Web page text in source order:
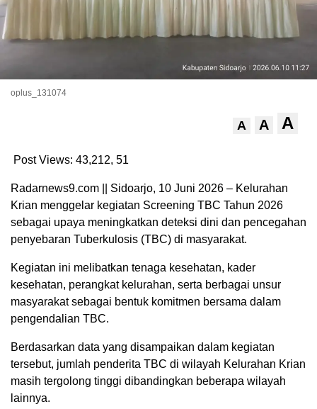
oplus_131074
A A A
Post Views: 43,212, 51
Radarnews9.com || Sidoarjo, 10 Juni 2026 – Kelurahan
Krian menggelar kegiatan Screening TBC Tahun 2026
sebagai upaya meningkatkan deteksi dini dan pencegahan
penyebaran Tuberkulosis (TBC) di masyarakat.
Kegiatan ini melibatkan tenaga kesehatan, kader
kesehatan, perangkat kelurahan, serta berbagai unsur
masyarakat sebagai bentuk komitmen bersama dalam
pengendalian TBC.
Berdasarkan data yang disampaikan dalam kegiatan
tersebut, jumlah penderita TBC di wilayah Kelurahan Krian
masih tergolong tinggi dibandingkan beberapa wilayah
lainnya.